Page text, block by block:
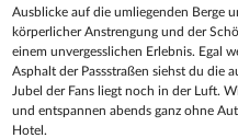
Ausblicke auf die umliegenden Berge
körperlicher Anstrengung und der
einem unvergesslichen Erlebnis. Egal
Asphalt der Passstraßen siehst du die
Jubel der Fans liegt noch in der Luft.
und entspannen abends ganz ohne
Hotel.